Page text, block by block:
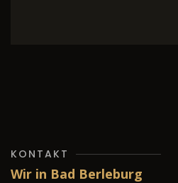
KONTAKT
Wir in Bad Berleburg